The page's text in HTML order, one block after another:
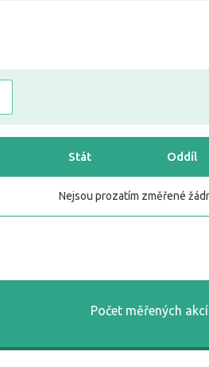
Stát Oddíl
Nejsou prozatím změřené
Počet měřených akcí